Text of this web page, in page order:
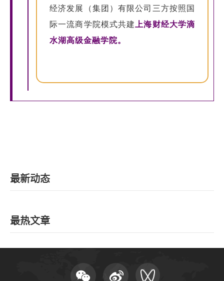
经济发展（集团）有限公司三方按照国
际一流商学院模式共建
上海财经大学滴
水湖高级金融学院。
最新动态
最热文章